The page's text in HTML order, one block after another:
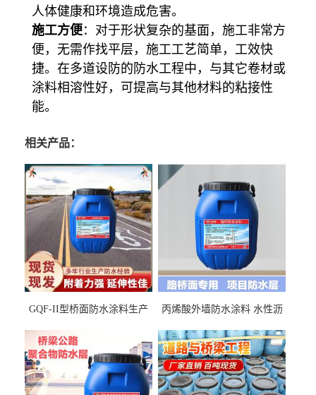
人体健康和环境造成危害。
施工方便：对于形状复杂的基面，施工非常方
便，无需作找平层，施工工艺简单，工效快
捷。在多道设防的防水工程中，与其它卷材或
涂料相溶性好，可提高与其他材料的粘接性
能。
相关产品：
GQF-II型桥面防水涂料生产
丙烯酸外墙防水涂料 水性沥
厂家